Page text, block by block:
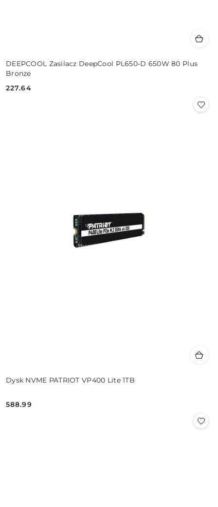
DEEPCOOL Zasilacz DeepCool PL650-D 650W 80 Plus
Bronze
Cena:
227.64
Dysk NVME PATRIOT VP400 Lite 1TB
Cena:
588.99